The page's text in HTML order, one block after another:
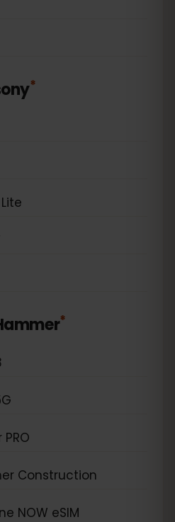
*
*
Construction
NOW eSIM